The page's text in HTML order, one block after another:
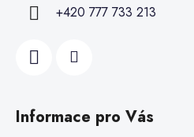
+420 777 733 213
Informace pro Vás